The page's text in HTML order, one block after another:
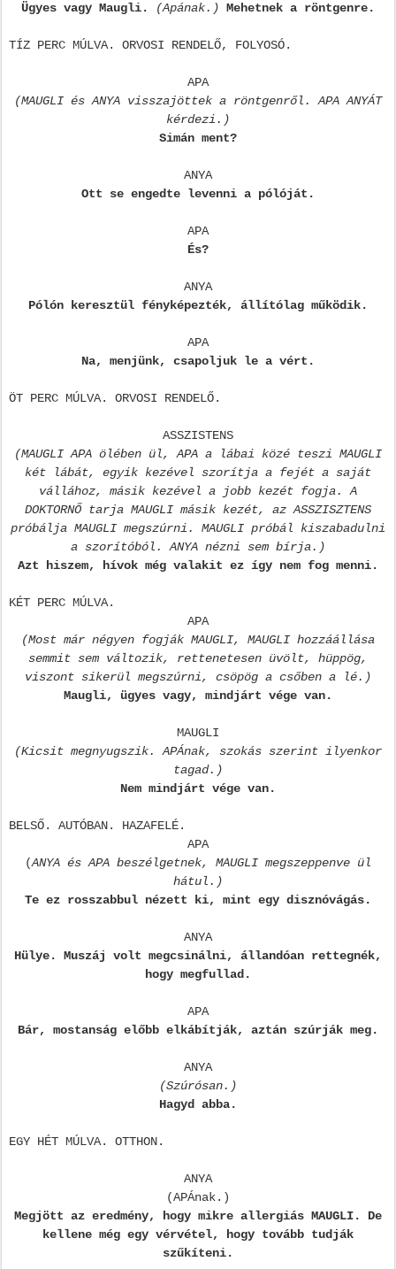
Ügyes vagy Maugli. (Apának.) Mehetnek a röntgenre.
TÍZ PERC MÚLVA. ORVOSI RENDELŐ, FOLYOSÓ.
APA
(MAUGLI és ANYA visszajöttek a röntgenről. APA ANYÁT
kérdezi.)
Simán ment?
ANYA
Ott se engedte levenni a pólóját.
APA
És?
ANYA
Pólón keresztül fényképezték, állítólag működik.
APA
Na, menjünk, csapoljuk le a vért.
ÖT PERC MÚLVA. ORVOSI RENDELŐ.
ASSZISTENS
(MAUGLI APA ölében ül, APA a lábai közé teszi MAUGLI
két lábát, egyik kezével szorítja a fejét a saját
vállához, másik kezével a jobb kezét fogja. A
DOKTORNŐ tarja MAUGLI másik kezét, az ASSZISZTENS
próbálja MAUGLI megszúrni. MAUGLI próbál kiszabadulni
a szorítóból. ANYA nézni sem bírja.)
Azt hiszem, hívok még valakit ez így nem fog menni.
KÉT PERC MÚLVA.
APA
(Most már négyen fogják MAUGLI, MAUGLI hozzáállása
semmit sem változik, rettenetesen üvölt, hüppög,
viszont sikerül megszúrni, csöpög a csőben a lé.)
Maugli, ügyes vagy, mindjárt vége van.
MAUGLI
(Kicsit megnyugszik. APÁnak, szokás szerint ilyenkor
tagad.)
Nem mindjárt vége van.
BELSŐ. AUTÓBAN. HAZAFELÉ.
APA
(ANYA és APA beszélgetnek, MAUGLI megszeppenve ül
hátul.)
Te ez rosszabbul nézett ki, mint egy disznóvágás.
ANYA
Hülye. Muszáj volt megcsinálni, állandóan rettegnék,
hogy megfullad.
APA
Bár, mostanság előbb elkábítják, aztán szúrják meg.
ANYA
(Szúrósan.)
Hagyd abba.
EGY HÉT MÚLVA. OTTHON.
ANYA
(APÁnak.)
Megjött az eredmény, hogy mikre allergiás MAUGLI. De
kellene még egy vérvétel, hogy tovább tudják
szűkíteni.